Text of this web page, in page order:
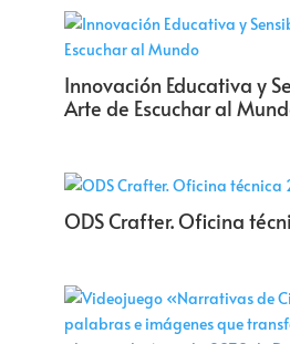
Innovación Educativa y
Arte de Escuchar al
ODS Crafter. Oficina